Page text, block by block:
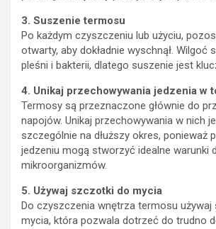
3. Suszenie termosu
Po każdym czyszczeniu lub użyciu,
otwarty, aby dokładnie wyschnął. Wilgoć
pleśni i bakterii, dlatego suszenie jest
4. Unikaj przechowywania jedzenia w
Termosy są przeznaczone głównie do
napojów. Unikaj przechowywania w nich
szczególnie na dłuższy okres, ponieważ
jedzeniu mogą stworzyć idealne warunki
mikroorganizmów.
5. Używaj szczotki do mycia
Do czyszczenia wnętrza termosu używaj
mycia, która pozwala dotrzeć do trudno